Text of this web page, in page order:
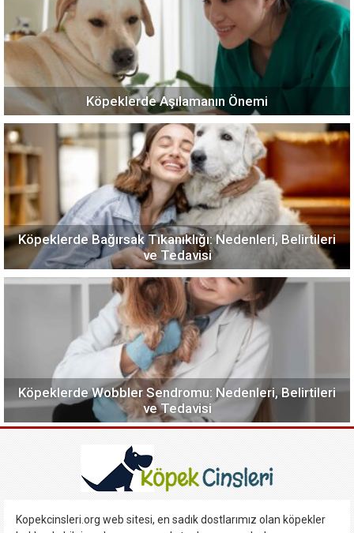
Köpeklerde Aşılamanın Önemi
Köpeklerde Bağırsak Tıkanıklığı: Nedenleri, Belirtileri
ve Tedavisi
Köpeklerde Wobbler Sendromu: Nedenleri, Belirtileri
ve Tedavisi
Kopekcinsleri.org web sitesi, en sadık dostlarımız olan köpekler